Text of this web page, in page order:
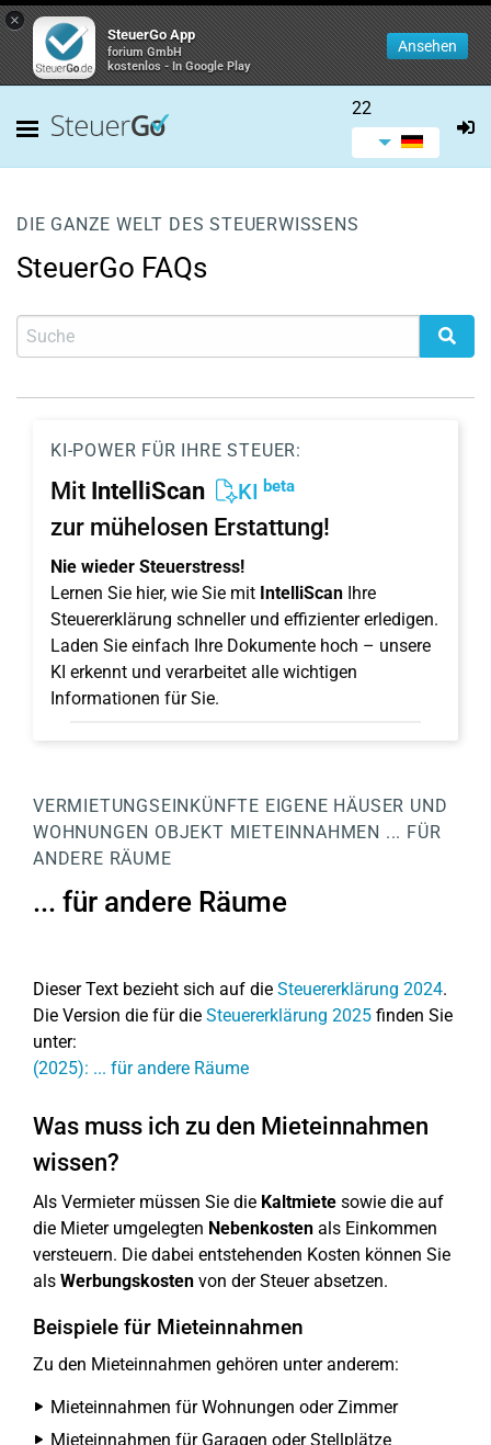
×
SteuerGo App
forium GmbH
kostenlos - In Google Play
Ansehen
22
DIE GANZE WELT DES STEUERWISSENS
SteuerGo FAQs
KI-POWER FÜR IHRE STEUER:
Mit IntelliScan KI beta
zur mühelosen Erstattung!
Nie wieder Steuerstress!
Lernen Sie hier, wie Sie mit IntelliScan Ihre
Steuererklärung schneller und effizienter erledigen.
Laden Sie einfach Ihre Dokumente hoch – unsere
KI erkennt und verarbeitet alle wichtigen
Informationen für Sie.
VERMIETUNGSEINKÜNFTE EIGENE HÄUSER UND
WOHNUNGEN OBJEKT MIETEINNAHMEN ... FÜR
ANDERE RÄUME
... für andere Räume
Dieser Text bezieht sich auf die Steuererklärung 2024.
Die Version die für die Steuererklärung 2025 finden Sie
unter:
(2025): ... für andere Räume
Was muss ich zu den Mieteinnahmen
wissen?
Als Vermieter müssen Sie die Kaltmiete sowie die auf
die Mieter umgelegten Nebenkosten als Einkommen
versteuern. Die dabei entstehenden Kosten können Sie
als Werbungskosten von der Steuer absetzen.
Beispiele für Mieteinnahmen
Zu den Mieteinnahmen gehören unter anderem:
Mieteinnahmen für Wohnungen oder Zimmer
Mieteinnahmen für Garagen oder Stellplätze